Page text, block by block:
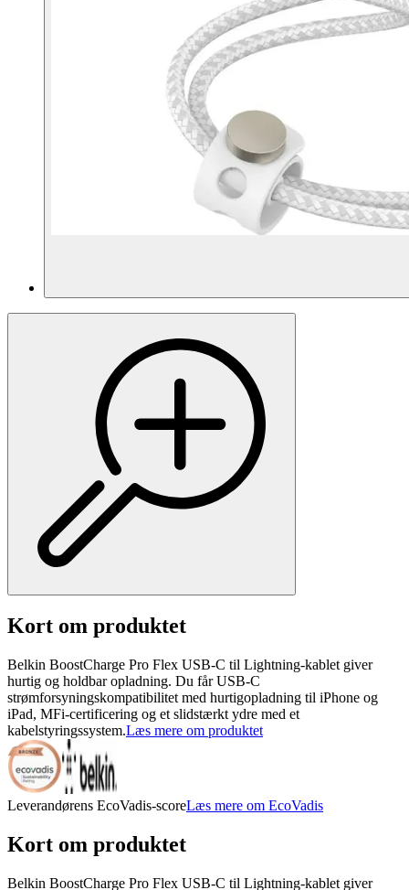
Kort om produktet
Belkin BoostCharge Pro Flex USB-C til Lightning-kablet giver
hurtig og holdbar opladning. Du får USB-C
strømforsyningskompatibilitet med hurtigopladning til iPhone og
iPad, MFi-certificering og et slidstærkt ydre med et
kabelstyringssystem.Læs mere om produktet
Leverandørens EcoVadis-scoreLæs mere om EcoVadis
Kort om produktet
Belkin BoostCharge Pro Flex USB-C til Lightning-kablet giver